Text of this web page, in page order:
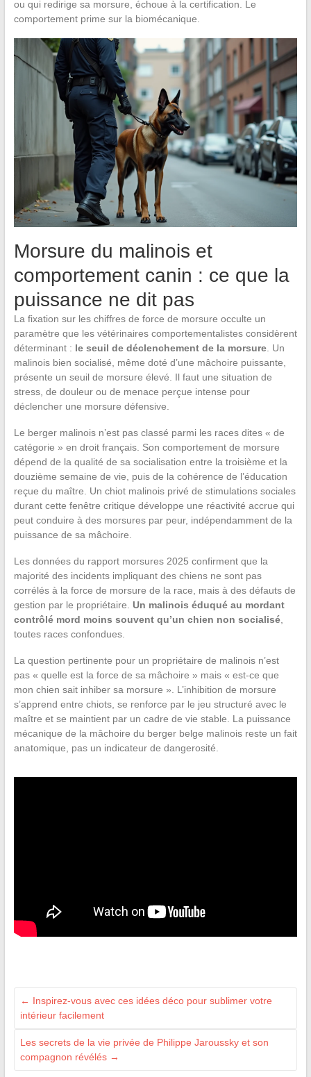
ou qui redirige sa morsure, échoue à la certification. Le
comportement prime sur la biomécanique.
Morsure du malinois et
comportement canin : ce que la
puissance ne dit pas
La fixation sur les chiffres de force de morsure occulte un
paramètre que les vétérinaires comportementalistes considèrent
déterminant : le seuil de déclenchement de la morsure. Un
malinois bien socialisé, même doté d’une mâchoire puissante,
présente un seuil de morsure élevé. Il faut une situation de
stress, de douleur ou de menace perçue intense pour
déclencher une morsure défensive.
Le berger malinois n’est pas classé parmi les races dites « de
catégorie » en droit français. Son comportement de morsure
dépend de la qualité de sa socialisation entre la troisième et la
douzième semaine de vie, puis de la cohérence de l’éducation
reçue du maître. Un chiot malinois privé de stimulations sociales
durant cette fenêtre critique développe une réactivité accrue qui
peut conduire à des morsures par peur, indépendamment de la
puissance de sa mâchoire.
Les données du rapport morsures 2025 confirment que la
majorité des incidents impliquant des chiens ne sont pas
corrélés à la force de morsure de la race, mais à des défauts de
gestion par le propriétaire. Un malinois éduqué au mordant
contrôlé mord moins souvent qu’un chien non socialisé,
toutes races confondues.
La question pertinente pour un propriétaire de malinois n’est
pas « quelle est la force de sa mâchoire » mais « est-ce que
mon chien sait inhiber sa morsure ». L’inhibition de morsure
s’apprend entre chiots, se renforce par le jeu structuré avec le
maître et se maintient par un cadre de vie stable. La puissance
mécanique de la mâchoire du berger belge malinois reste un fait
anatomique, pas un indicateur de dangerosité.
← Inspirez-vous avec ces idées déco pour sublimer votre
intérieur facilement
Les secrets de la vie privée de Philippe Jaroussky et son
compagnon révélés →